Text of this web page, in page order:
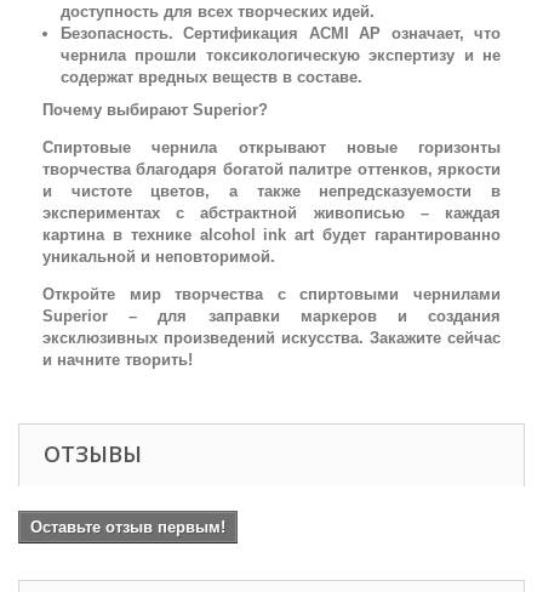
доступность для всех творческих идей.
Безопасность. Сертификация ACMI AP означает, что
чернила прошли токсикологическую экспертизу и не
содержат вредных веществ в составе.
Почему выбирают Superior?
Спиртовые чернила открывают новые горизонты
творчества благодаря богатой палитре оттенков, яркости
и чистоте цветов, а также непредсказуемости в
экспериментах с абстрактной живописью – каждая
картина в технике alcohol ink art будет гарантированно
уникальной и неповторимой.
Откройте мир творчества с спиртовыми чернилами
Superior – для заправки маркеров и создания
эксклюзивных произведений искусства. Закажите сейчас
и начните творить!
ОТЗЫВЫ
Оставьте отзыв первым!